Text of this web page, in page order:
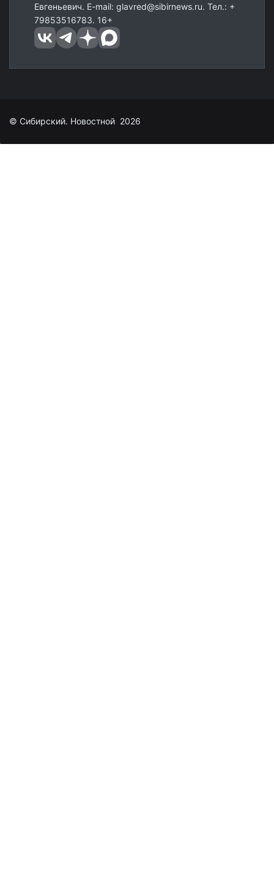
Евгеньевич. E-mail: glavred@sibirnews.ru. Тел.: +
79853516783. 16+
© Сибирский. Новостной 2026